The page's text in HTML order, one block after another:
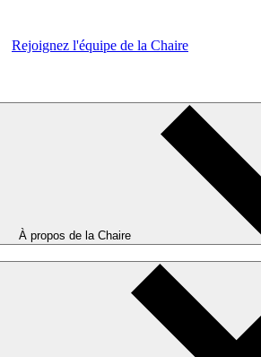
Rejoignez l'équipe de la Chaire
À propos de la Chaire